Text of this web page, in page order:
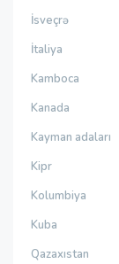
İsveçrə
İtaliya
Kamboca
Kanada
Kayman adaları
Kipr
Kolumbiya
Kuba
Qazaxıstan